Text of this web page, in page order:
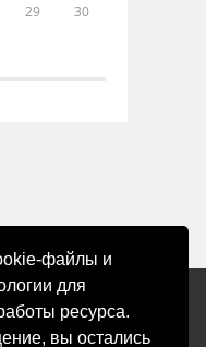
файлы и
для
ресурса.
вы остались
29 30